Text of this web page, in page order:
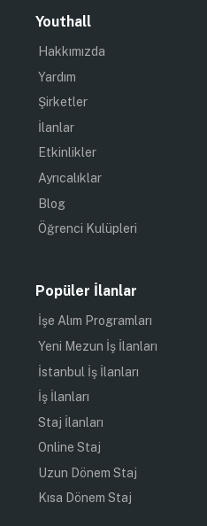
Youthall
Hakkımızda
Yardım
Şirketler
İlanlar
Etkinlikler
Ayrıcalıklar
Blog
Öğrenci Kulüpleri
Popüler İlanlar
İşe Alım Programları
Yeni Mezun İş İlanları
İstanbul İş İlanları
İş İlanları
Staj İlanları
Online Staj
Uzun Dönem Staj
Kısa Dönem Staj